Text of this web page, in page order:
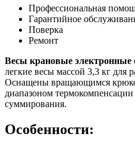
Профессиональная
Гарантийное
Поверка
Ремонт
Весы крановые
легкие весы массой 3,3 кг для
Оснащены вращающимся
диапазоном
суммирования.
Особенности: